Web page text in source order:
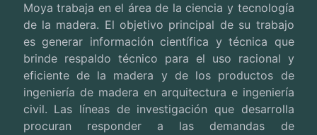
Moya trabaja en el área de la ciencia y tecnología
de la madera. El objetivo principal de su trabajo
es generar información científica y técnica que
brinde respaldo técnico para el uso racional y
eficiente de la madera y de los productos de
ingeniería de madera en arquitectura e ingeniería
civil. Las líneas de investigación que desarrolla
procuran responder a las demandas de